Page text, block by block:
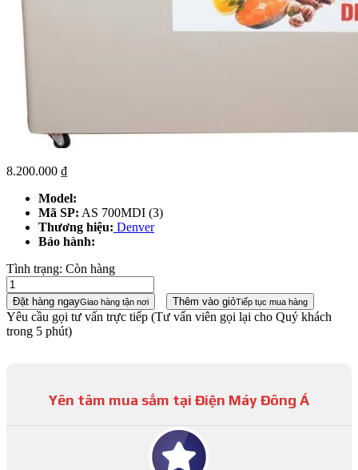
8.200.000 ₫
Model:
Mã SP: AS 700MDI (3)
Thương hiệu: Denver
Bảo hành:
Tình trạng: Còn hàng
Đặt hàng ngayGiao hàng tận nơi Thêm vào giỏTiếp tục mua hàng
Yêu cầu gọi tư vấn trực tiếp (Tư vấn viên gọi lại cho Quý khách
trong 5 phút)
Yên tâm mua sắm tại Điện Máy Đông Á